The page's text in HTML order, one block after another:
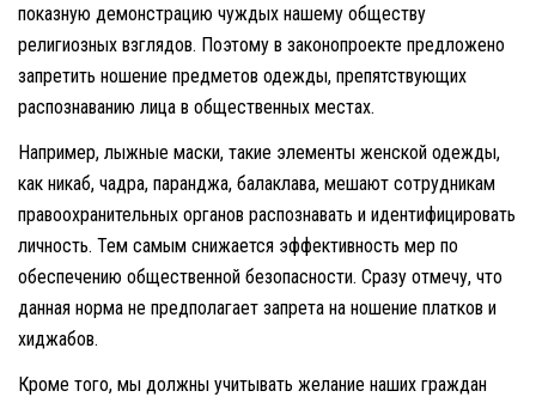
показную демонстрацию чуждых нашему обществу
религиозных взглядов. Поэтому в законопроекте предложено
запретить ношение предметов одежды, препятствующих
распознаванию лица в общественных местах.
Например, лыжные маски, такие элементы женской одежды,
как никаб, чадра, паранджа, балаклава, мешают сотрудникам
правоохранительных органов распознавать и идентифицировать
личность. Тем самым снижается эффективность мер по
обеспечению общественной безопасности. Сразу отмечу, что
данная норма не предполагает запрета на ношение платков и
хиджабов.
Кроме того, мы должны учитывать желание наших граждан